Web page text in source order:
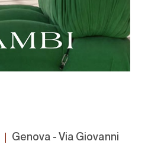
Genova - Via Giovanni